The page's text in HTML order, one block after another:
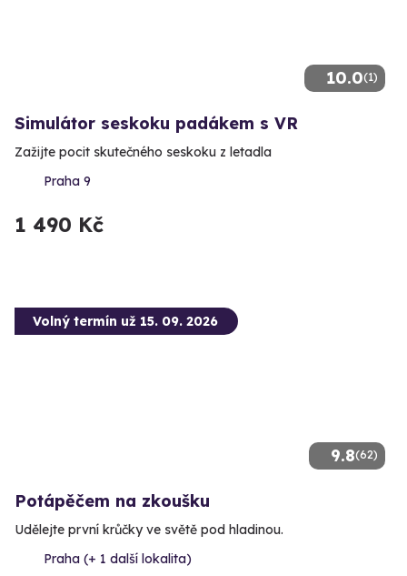
10.0(1)
Simulátor seskoku padákem s VR
Zažijte pocit skutečného seskoku z letadla
Praha 9
1 490 Kč
9.8(62)
Volný termín už 15. 09. 2026
Potápěčem na zkoušku
Udělejte první krůčky ve světě pod hladinou.
Praha (+ 1 další lokalita)